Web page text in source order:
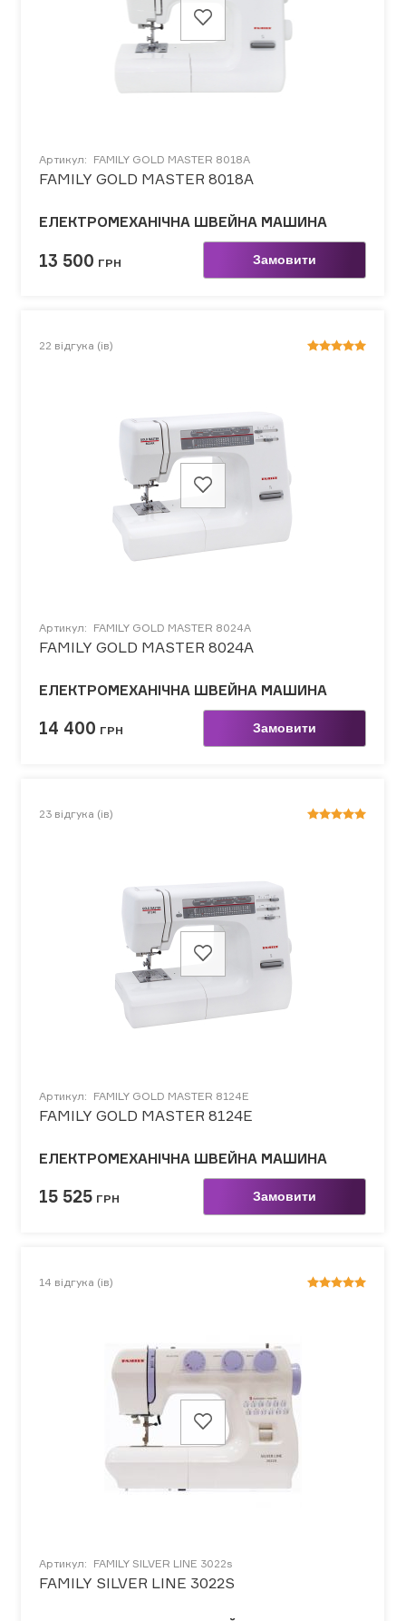
Артикул: FAMILY GOLD MASTER 8018A
FAMILY GOLD MASTER 8018A
ЕЛЕКТРОМЕХАНІЧНА ШВЕЙНА МАШИНА
13 500 ГРН Замовити
22 відгука (ів)
Артикул: FAMILY GOLD MASTER 8024A
FAMILY GOLD MASTER 8024A
ЕЛЕКТРОМЕХАНІЧНА ШВЕЙНА МАШИНА
14 400 ГРН Замовити
23 відгука (ів)
Артикул: FAMILY GOLD MASTER 8124E
FAMILY GOLD MASTER 8124E
ЕЛЕКТРОМЕХАНІЧНА ШВЕЙНА МАШИНА
15 525 ГРН Замовити
14 відгука (ів)
Артикул: FAMILY SILVER LINE 3022s
FAMILY SILVER LINE 3022S